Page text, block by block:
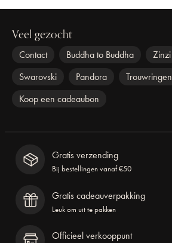
Veel gezocht
Contact Buddha to Buddha Zinzi
Swarovski
Pandora
Trouwringen
Koop een cadeaubon
Gratis verzending
Bij bestellingen vanaf €50
Gratis cadeauverpakking
Leuk om uit te pakken
Officieel verkooppunt